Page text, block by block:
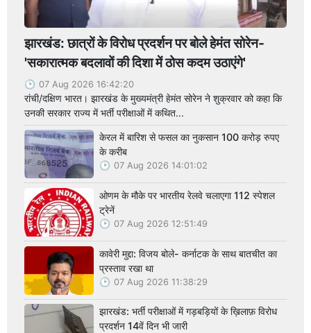
झारखंड: छात्रों के विरोध प्रदर्शन पर बोले हेमंत सोरेन-
'सकारात्मक बदलावों की दिशा में ठोस कदम उठाएंगे'
07 Aug 2026 16:42:20
रांची/दक्षिण भारत। झारखंड के मुख्यमंत्री हेमंत सोरेन ने शुक्रवार को कहा कि
उनकी सरकार राज्य में भर्ती परीक्षाओं में कथित...
केरल में बारिश से फसल का नुकसान 100 करोड़ रुपए
के करीब
07 Aug 2026 14:01:02
ओणम के मौके पर भारतीय रेलवे चलाएगा 112 स्पेशल
ट्रेनें
07 Aug 2026 12:51:49
कावेरी मुद्दा: विजय बोले- कर्नाटक के साथ बातचीत का
प्रस्ताव रखा था
07 Aug 2026 11:38:29
झारखंड: भर्ती परीक्षाओं में गड़बड़ियों के ख़िलाफ़ विरोध
प्रदर्शन 14वें दिन भी जारी